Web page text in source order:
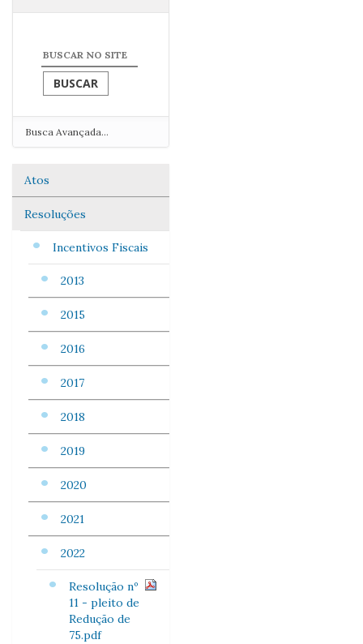
Busca Avançada…
Navegação
Atos
Resoluções
Incentivos Fiscais
2013
2015
2016
2017
2018
2019
2020
2021
2022
Resolução nº
11 - pleito de
Redução de
75.pdf